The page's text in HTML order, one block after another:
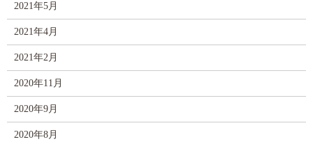
2021年5月
2021年4月
2021年2月
2020年11月
2020年9月
2020年8月